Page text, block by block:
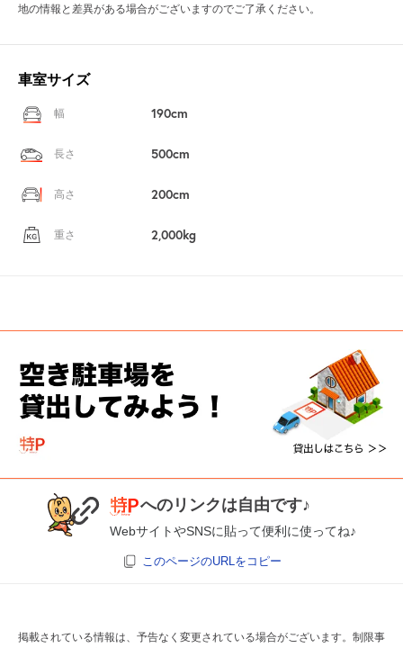
地の情報と差異がある場合がございますのでご了承ください。
車室サイズ
幅 190cm
長さ 500cm
高さ 200cm
重さ 2,000kg
へのリンクは自由です♪
WebサイトやSNSに貼って便利に使ってね♪
このページのURLをコピー
掲載されている情報は、予告なく変更されている場合がございます。制限事